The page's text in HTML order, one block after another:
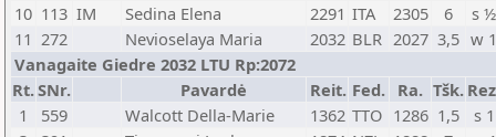
10 113 IM Sedina Elena 2291 ITA 2305 6
s ½
11 272 Nevioselaya Maria 2032 BLR 2027 3,5 w
Vanagaite Giedre 2032 LTU Rp:2072
Rt.SNr. Pavardė Reit. Fed. Ra. Tšk.
1
559 Walcott Della-Marie 1362 TTO 1286 1,5
s 1